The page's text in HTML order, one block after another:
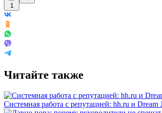
1
Читайте также
Системная работа с репутацией: hh.ru и Dream